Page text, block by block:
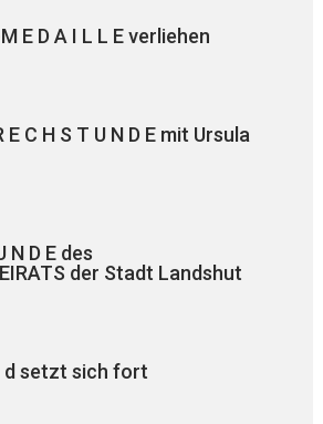
E D A I L L E verliehen
E C H S T U N D E mit Ursula
N D E des
der Stadt Landshut
d setzt sich fort